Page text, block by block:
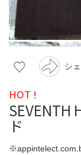
シ
HOT !
ド